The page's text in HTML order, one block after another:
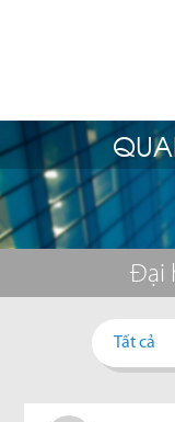
Đại
Tất cả